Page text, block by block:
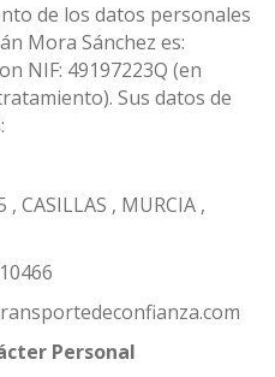
de los datos personales
Mora Sánchez es:
NIF: 49197223Q (en
Sus datos de
, CASILLAS , MURCIA ,
Personal